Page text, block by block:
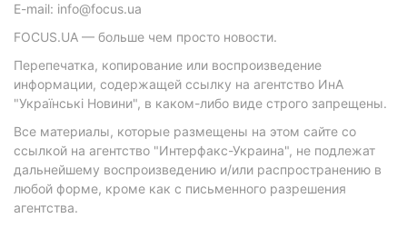
E-mail: info@focus.ua
FOCUS.UA — больше чем просто новости.
Перепечатка, копирование или воспроизведение
информации, содержащей ссылку на агентство ИнА
"Українські Новини", в каком-либо виде строго запрещены.
Все материалы, которые размещены на этом сайте со
ссылкой на агентство "Интерфакс-Украина", не подлежат
дальнейшему воспроизведению и/или распространению в
любой форме, кроме как с письменного разрешения
агентства.